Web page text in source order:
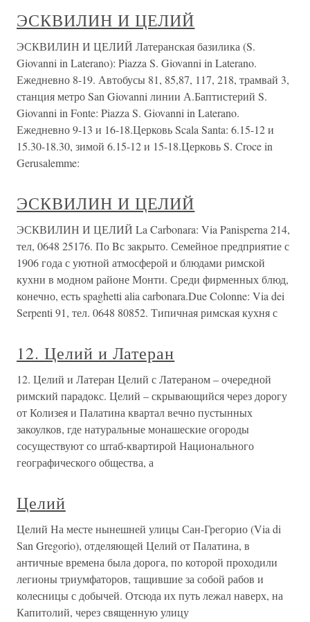
ЭСКВИЛИН И ЦЕЛИЙ
ЭСКВИЛИН И ЦЕЛИЙ Латеранская базилика (S.
Giovanni in Laterano): Piazza S. Giovanni in Laterano.
Ежедневно 8-19. Автобусы 81, 85,87, 117, 218, трамвай 3,
станция метро San Giovanni линии А.Баптистерий S.
Giovanni in Fonte: Piazza S. Giovanni in Laterano.
Ежедневно 9-13 и 16-18.Церковь Scala Santa: 6.15-12 и
15.30-18.30, зимой 6.15-12 и 15-18.Церковь S. Croce in
Gerusalemme:
ЭСКВИЛИН И ЦЕЛИЙ
ЭСКВИЛИН И ЦЕЛИЙ La Carbonara: Via Panisperna 214,
тел, 0648 25176. По Bс закрыто. Семейное предприятие с
1906 года с уютной атмосферой и блюдами римской
кухни в модном районе Монти. Среди фирменных блюд,
конечно, есть spaghetti alia carbonara.Due Colonne: Via dei
Serpenti 91, тел. 0648 80852. Типичная римская кухня с
12. Целий и Латеран
12. Целий и Латеран Целий с Латераном – очередной
римский парадокс. Целий – скрывающийся через дорогу
от Колизея и Палатина квартал вечно пустынных
закоулков, где натуральные монашеские огороды
сосуществуют со штаб-квартирой Национального
географического общества, а
Целий
Целий На месте нынешней улицы Сан-Грегорио (Via di
San Gregorio), отделяющей Целий от Палатина, в
античные времена была дорога, по которой проходили
легионы триумфаторов, тащившие за собой рабов и
колесницы с добычей. Отсюда их путь лежал наверх, на
Капитолий, через священную улицу